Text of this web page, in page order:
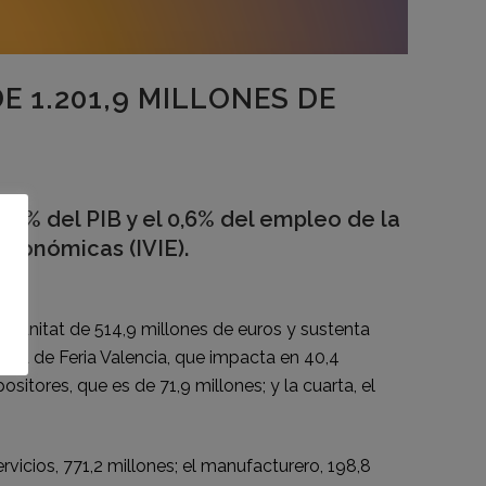
1.201,9 MILLONES DE
del PIB y el 0,6% del empleo de la
(IVIE).
de 514,9 millones de euros y sustenta
de Feria Valencia, que impacta en 40,4
que es de 71,9 millones; y la cuarta, el
771,2 millones; el manufacturero, 198,8